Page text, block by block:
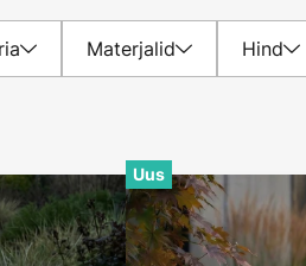
Materjalid Hind
Uus